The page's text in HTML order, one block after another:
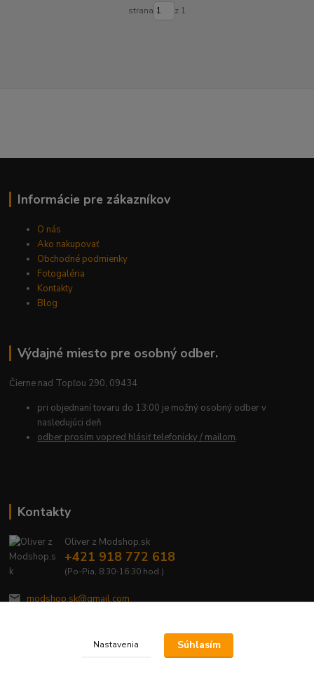
strana z 1
Informácie pre zákazníkov
O nás
Ako nakupovať
Obchodné podmienky
Fotogaléria
Kontakty
Blog
Výdajné miesto pre osobný odber.
Čierne nad Topľou 290, 09434
pri objednaní tovaru do 13:00 je možný osobný odber v
nasledujúci deň
odber prosím vopred hlásiť telefonicky / mailom.
Kontakty
Oliver z Modshop.sk
+421 918 772 618
(Po-Pia, 8:30-16:30 hod.)
modshop.sk@gmail.com
Nastavenia Súhlasím